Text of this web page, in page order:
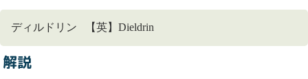
ディルドリン 【英】Dieldrin
解説